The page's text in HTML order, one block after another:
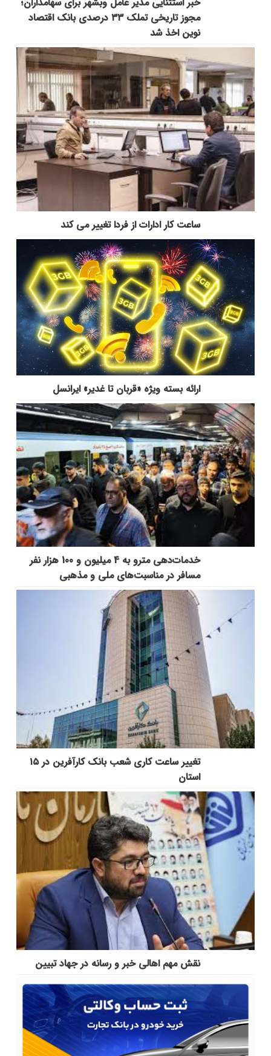
مجوز تاریخی تملک ۳۳ درصدی بانک اقتصاد
نوین اخذ شد
ساعت کار ادارات از فردا تغییر می کند
ارائه بسته ویژه «قربان تا غدیر» ایرانسل
خدمات‌دهي مترو به 4 ميليون و 100 هزار نفر
مسافر در مناسبت‌هاي ملي و مذهبي
تغییر ساعت کاری شعب بانک کارآفرین در ۱۵
استان
نقش مهم اهالی خبر و رسانه در جهاد تبیین